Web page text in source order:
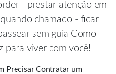
- prestar atenção em
chamado - ficar
sem guia Como
para viver com você!
Precisar Contratar um